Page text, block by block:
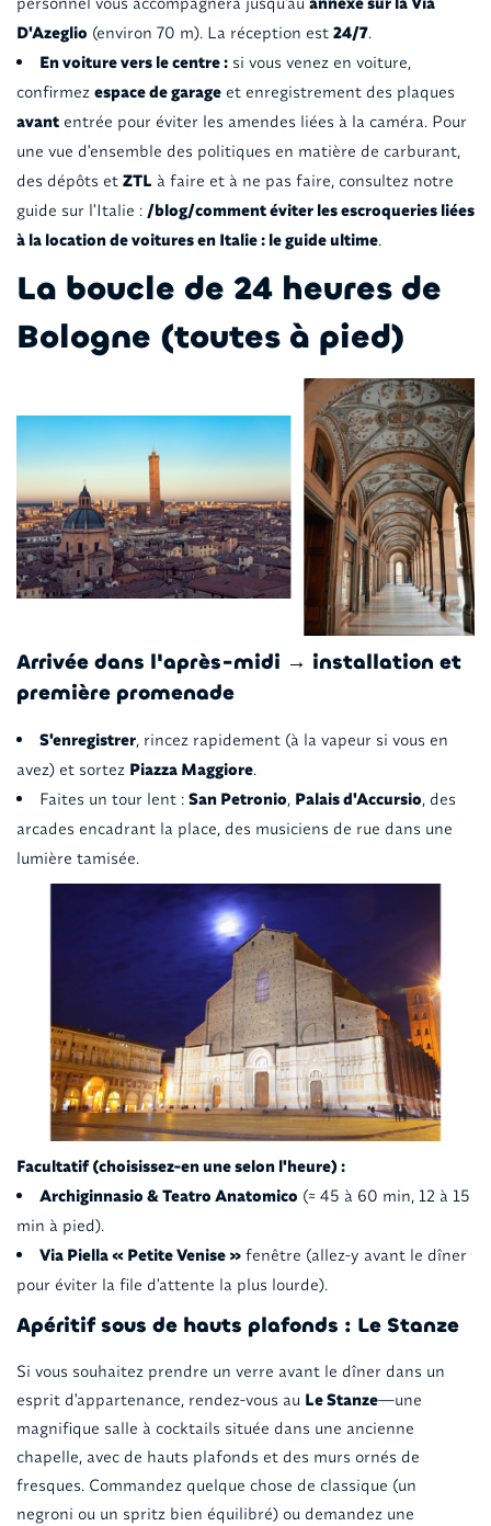
D'Azeglio (environ 70 m). La réception est 24/7.
En voiture vers le centre :si vous venez en voiture,
confirmez espace de garageet enregistrement des plaques
avantentrée pour éviter les amendes liées à la caméra. Pour
une vue d'ensemble des politiques en matière de carburant,
des dépôts et ZTL à faire et à ne pas faire, consultez notre
guide sur l'Italie : /blog/comment éviter les escroqueries liées
à la location de voitures en Italie : le guide ultime.
La boucle de 24 heures de
Bologne (toutes à pied)
Arrivée dans l'après-midi → installation et
première promenade
S'enregistrer, rincez rapidement (à la vapeur si vous en
avez) et sortez Piazza Maggiore.
Faites un tour lent : San Petronio, Palais d'Accursio, des
arcades encadrant la place, des musiciens de rue dans une
lumière tamisée.
Facultatif (choisissez-en une selon l'heure) :
Archiginnasio & Teatro Anatomico (≈ 45 à 60 min, 12 à 15
min à pied).
Via Piella « Petite Venise »fenêtre (allez-y avant le dîner
pour éviter la file d'attente la plus lourde).
Apéritif sous de hauts plafonds : Le Stanze
Si vous souhaitez prendre un verre avant le dîner dans un
esprit d'appartenance, rendez-vous au Le Stanze—une
magnifique salle à cocktails située dans une ancienne
chapelle, avec de hauts plafonds et des murs ornés de
fresques. Commandez quelque chose de classique (un
negroni ou un spritz bien équilibré) ou demandez une